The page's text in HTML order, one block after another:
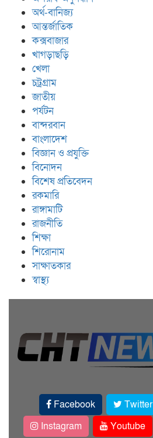
অর্থ-বানিজ্য
আন্তর্জাতিক
কক্সবাজার
খাগড়াছড়ি
খেলা
চট্রগ্রাম
জাতীয়
পর্যটন
বান্দরবান
বাংলাদেশ
বিজ্ঞান ও প্রযুক্তি
বিনোদন
বিশেষ প্রতিবেদন
রকমারি
রাঙ্গামাটি
রাজনীতি
শিক্ষা
শিরোনাম
সাক্ষাতকার
স্বাস্থ্য
Facebook Twitter
Instagram
Youtube